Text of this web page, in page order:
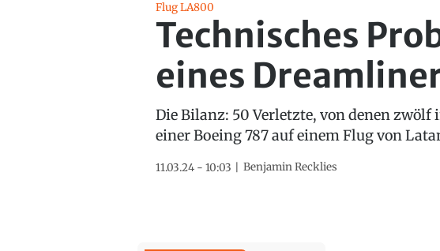
Flug LA800
Technisches
eines
Die Bilanz: 50 Verletzte, von denen
einer Boeing 787 auf einem Flug von
11.03.24 - 10:03 Benjamin Recklies